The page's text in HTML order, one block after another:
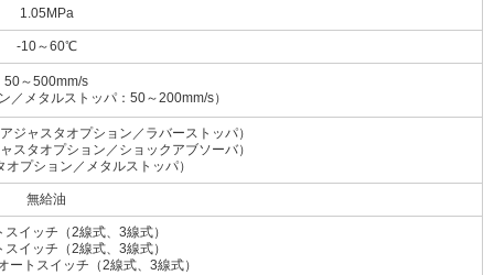
1.05MPa
-10～60℃
50～500mm/s
／メタルストッパ：50～200mm/s）
ジャスタオプション／ラバーストッパ）
スタオプション／ショックアブソーバ）
プション／メタルストッパ）
無給油
イッチ（2線式、3線式）
イッチ（2線式、3線式）
ートスイッチ（2線式、3線式）